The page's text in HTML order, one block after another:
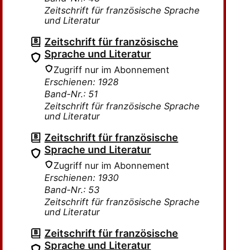
Zeitschrift für französische Sprache
und Literatur
Zeitschrift für französische
Sprache und Literatur
Zugriff nur im Abonnement
Erschienen: 1928
Band-Nr.: 51
Zeitschrift für französische Sprache
und Literatur
Zeitschrift für französische
Sprache und Literatur
Zugriff nur im Abonnement
Erschienen: 1930
Band-Nr.: 53
Zeitschrift für französische Sprache
und Literatur
Zeitschrift für französische
Sprache und Literatur